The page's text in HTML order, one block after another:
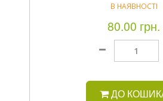
В НАЯВНОСТІ
80.00 грн.
ДО